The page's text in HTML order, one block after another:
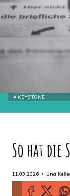
KEYSTONE
So hat die
11.03.2026 • Una